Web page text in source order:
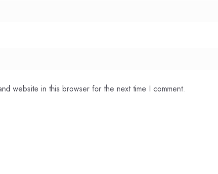
website in this browser for the next time I comment.